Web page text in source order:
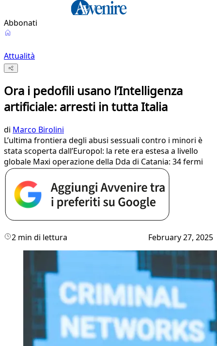
Abbonati
Attualità
Ora i pedofili usano l’Intelligenza
artificiale: arresti in tutta Italia
di Marco Birolini
L’ultima frontiera degli abusi sessuali contro i minori è
stata scoperta dall’Europol: la rete era estesa a livello
globale Maxi operazione della Dda di Catania: 34 fermi
2 min di lettura February 27, 2025